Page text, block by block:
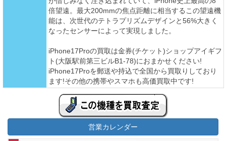
倍望遠。最大200mmの焦点距離に相当するこの望遠機
能は、次世代のテトラプリズムデザインと56%大きく
なったセンサーによって実現しました。
iPhone17Proの買取は金券(チケット)ショップアイギフ
ト(大阪駅前第三ビルB1-78)におまかせください!
iPhone17Proを郵送や持込で全国から買取りしており
ます!その他の携帯やスマホも高価買取中です!
営業カレンダー